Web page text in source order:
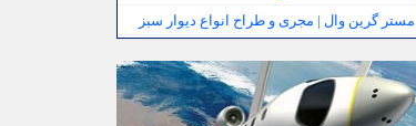
مستر گرین وال | مجری و طراح انواع دیوار سبز